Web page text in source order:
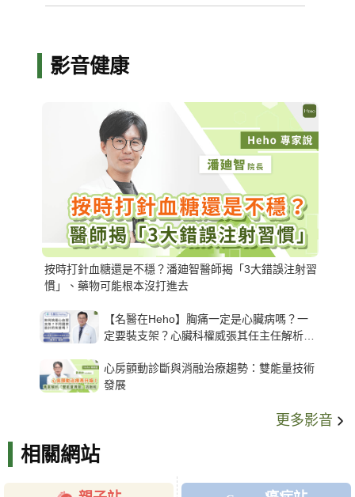
影音健康
按時打針血糖還是不穩？潘廸智醫師揭「3大錯誤注射習
慣」、藥物可能根本沒打進去
【名醫在Heho】胸痛一定是心臟病嗎？一
定要裝支架？心臟科權威張其任主任解析支
心房顫動診斷與消融治療趨勢：雙能量技術
發展
更多影音
相關網站